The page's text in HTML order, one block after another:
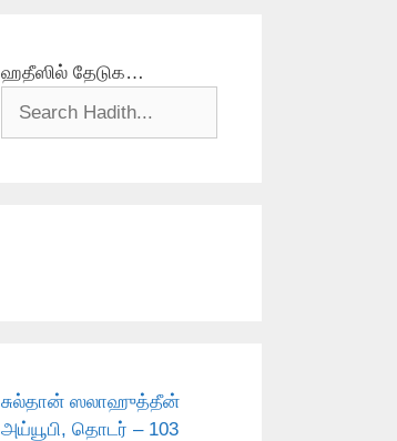
ஹதீஸில் தேடுக…
சுல்தான் ஸலாஹுத்தீன்
அய்யூபி, தொடர் – 103